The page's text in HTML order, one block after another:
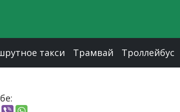
такси Трамвай Троллейбус